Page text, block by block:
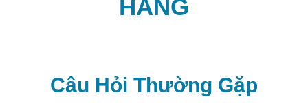
HÀNG
Câu Hỏi Thường Gặp